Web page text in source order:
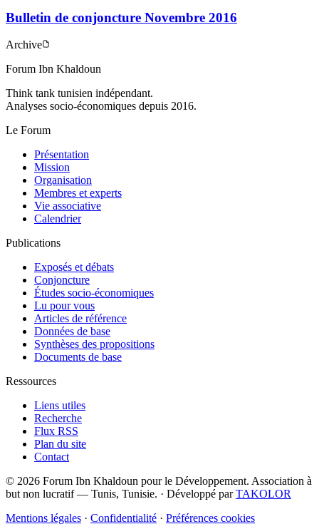
Bulletin de conjoncture Novembre 2016
Archive
Forum Ibn Khaldoun
Think tank tunisien indépendant.
Analyses socio-économiques depuis 2016.
Le Forum
Présentation
Mission
Organisation
Membres et experts
Vie associative
Calendrier
Publications
Exposés et débats
Conjoncture
Études socio-économiques
Lu pour vous
Articles de référence
Données de base
Synthèses des propositions
Documents de base
Ressources
Liens utiles
Recherche
Flux RSS
Plan du site
Contact
© 2026 Forum Ibn Khaldoun pour le Développement. Association à
but non lucratif — Tunis, Tunisie. · Développé parTAKOLOR
Mentions légales · Confidentialité · Préférences cookies